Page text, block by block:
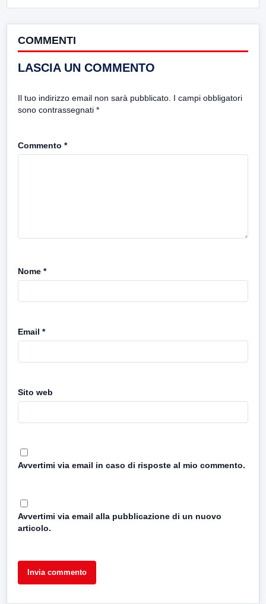
COMMENTI
LASCIA UN COMMENTO
Il tuo indirizzo email non sarà pubblicato. I campi obbligatori
sono contrassegnati *
Commento *
Nome *
Email *
Sito web
Avvertimi via email in caso di risposte al mio commento.
Avvertimi via email alla pubblicazione di un nuovo
articolo.